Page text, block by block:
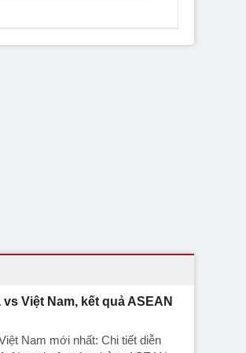
Việt Nam, kết quả ASEAN
Nam mới nhất: Chi tiết diễn